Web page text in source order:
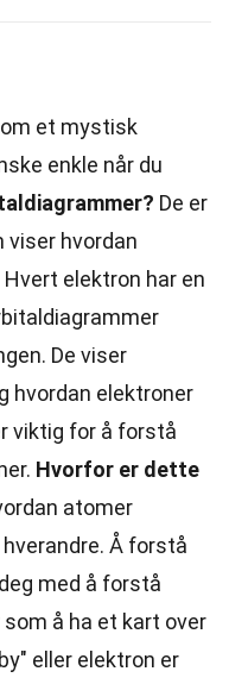
et mystisk
enkle når du
De er
viser hvordan
elektron har en
De viser
hvordan elektroner
viktig for å forstå
Hvorfor er dette
atomer
Å forstå
med å forstå
som å ha et kart over
eller elektron er